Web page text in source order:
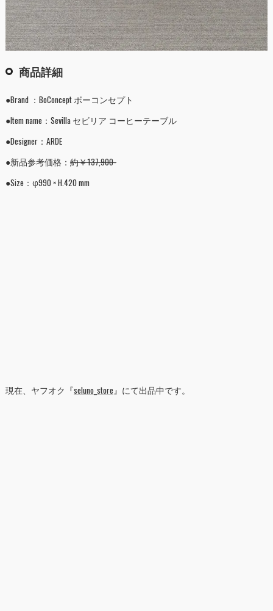
商品詳細
●Brand ：BoConcept ボーコンセプト
●Item name：Sevilla セビリア コーヒーテーブル
●Designer：ARDE
●新品参考価格： 約￥137,900-
●Size：φ990 × H.420 mm
現在、ヤフオク『seluno_store』にて出品中です。